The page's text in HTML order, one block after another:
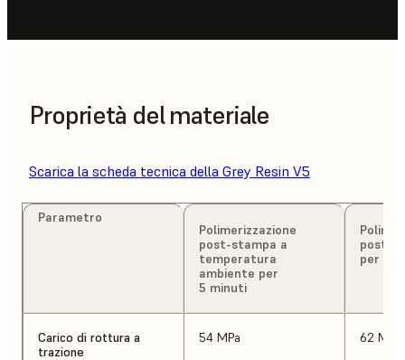
Proprietà del materiale
Scarica la scheda tecnica della Grey Resin V5
Parametro
Polimerizzazione
post-stampa a
temperatura
ambiente per
5 minuti
post-
per 15
Carico di rottura a
trazione
54 MPa 62 MPa